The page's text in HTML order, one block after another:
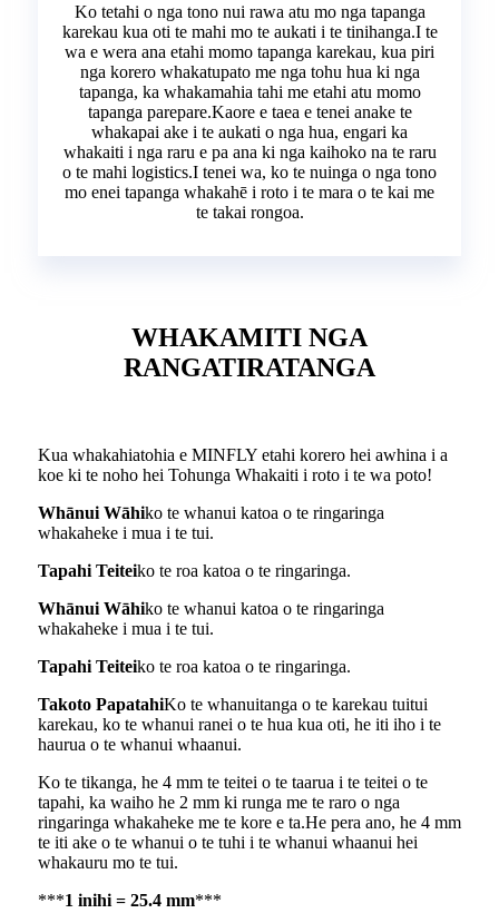
Ko tetahi o nga tono nui rawa atu mo nga tapanga
karekau kua oti te mahi mo te aukati i te tinihanga.I te
wa e wera ana etahi momo tapanga karekau, kua piri
nga korero whakatupato me nga tohu hua ki nga
tapanga, ka whakamahia tahi me etahi atu momo
tapanga parepare.Kaore e taea e tenei anake te
whakapai ake i te aukati o nga hua, engari ka
whakaiti i nga raru e pa ana ki nga kaihoko na te raru
o te mahi logistics.I tenei wa, ko te nuinga o nga tono
mo enei tapanga whakahē i roto i te mara o te kai me
te takai rongoa.
WHAKAMITI NGA
RANGATIRATANGA
Kua whakahiatohia e MINFLY etahi korero hei awhina i a
koe ki te noho hei Tohunga Whakaiti i roto i te wa poto!
Whānui Wāhiko te whanui katoa o te ringaringa
whakaheke i mua i te tui.
Tapahi Teiteiko te roa katoa o te ringaringa.
Whānui Wāhiko te whanui katoa o te ringaringa
whakaheke i mua i te tui.
Tapahi Teiteiko te roa katoa o te ringaringa.
Takoto PapatahiKo te whanuitanga o te karekau tuitui
karekau, ko te whanui ranei o te hua kua oti, he iti iho i te
haurua o te whanui whaanui.
Ko te tikanga, he 4 mm te teitei o te taarua i te teitei o te
tapahi, ka waiho he 2 mm ki runga me te raro o nga
ringaringa whakaheke me te kore e ta.He pera ano, he 4 mm
te iti ake o te whanui o te tuhi i te whanui whaanui hei
whakauru mo te tui.
***1 inihi = 25.4 mm***